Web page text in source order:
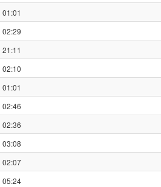
01:01
02:29
21:11
02:10
01:01
02:46
02:36
03:08
02:07
05:24